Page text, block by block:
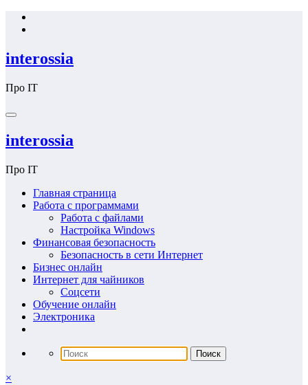
Перейти
interossia
Про IT
interossia
Про IT
Главная страница
Работа с программами
Работа с файлами
Настройка Windows
Финансовая безопасность
Безопасность в сети Интернет
Бизнес онлайн
Интернет для чайников
Соцсети
Обучение онлайн
Электроника
×